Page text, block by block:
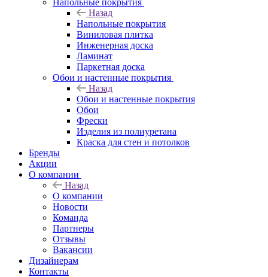
Напольные покрытия
Назад
Напольные покрытия
Виниловая плитка
Инженерная доска
Ламинат
Паркетная доска
Обои и настенные покрытия
Назад
Обои и настенные покрытия
Обои
Фрески
Изделия из полиуретана
Краска для стен и потолков
Бренды
Акции
О компании
Назад
О компании
Новости
Команда
Партнеры
Отзывы
Вакансии
Дизайнерам
Контакты